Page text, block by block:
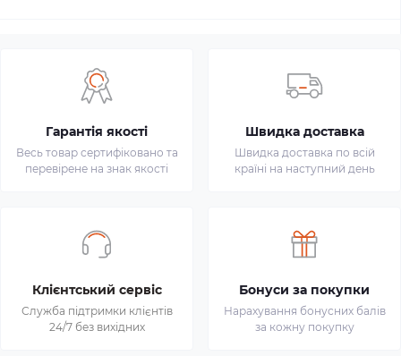
Гарантія якості
Весь товар сертифіковано та
перевірене на знак якості
Швидка доставка
Швидка доставка по всій
країні на наступний день
Клієнтський сервіс
Служба підтримки клієнтів
24/7 без вихідних
Бонуси за покупки
Нарахування бонусних балів
за кожну покупку